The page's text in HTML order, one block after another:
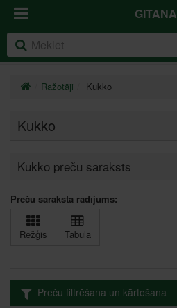
GITANA
Ražotāji Kukko
Kukko
Kukko preču saraksts
Preču saraksta rādījums:
Režģis Tabula
Preču filtrēšana un kārtošana